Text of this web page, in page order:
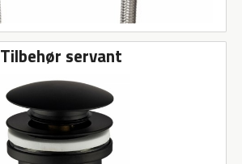
Tilbehør servant